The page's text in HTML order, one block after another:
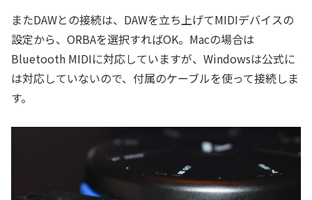
またDAWとの接続は、DAWを立ち上げてMIDIデバイスの
設定から、ORBAを選択すればOK。Macの場合は
Bluetooth MIDIに対応していますが、Windowsは公式に
は対応していないので、付属のケーブルを使って接続しま
す。